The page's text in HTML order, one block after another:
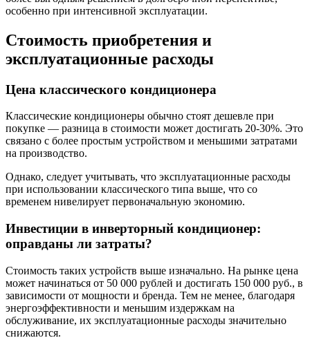
особенно при интенсивной эксплуатации.
Стоимость приобретения и
эксплуатационные расходы
Цена классического кондиционера
Классические кондиционеры обычно стоят дешевле при
покупке — разница в стоимости может достигать 20-30%. Это
связано с более простым устройством и меньшими затратами
на производство.
Однако, следует учитывать, что эксплуатационные расходы
при использовании классического типа выше, что со
временем нивелирует первоначальную экономию.
Инвестиции в инверторный кондиционер:
оправданы ли затраты?
Стоимость таких устройств выше изначально. На рынке цена
может начинаться от 50 000 рублей и достигать 150 000 руб., в
зависимости от мощности и бренда. Тем не менее, благодаря
энергоэффективности и меньшим издержкам на
обслуживание, их эксплуатационные расходы значительно
снижаются.